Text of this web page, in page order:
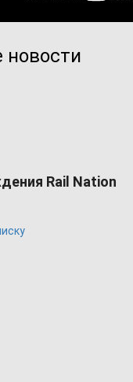
новости
Rail Nation